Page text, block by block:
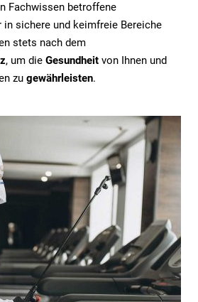
Fachwissen betroffene
in sichere und keimfreie Bereiche
stets nach dem
, um die Gesundheit von Ihnen und
zu gewährleisten.